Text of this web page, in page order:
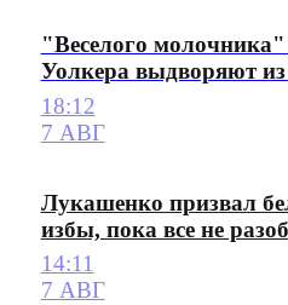
"Веселого
Уолкера выдворяют из
18:12
7 АВГ
Лукашенко призвал
избы, пока все не
14:11
7 АВГ